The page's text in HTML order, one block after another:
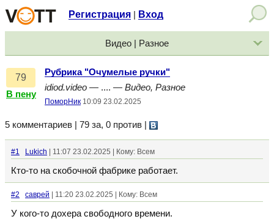
Регистрация Вход
Видео | Разное
79
В пену
Рубрика "Очумелые ручки"
idiod.video — .... — Видео, Разное
ПоморНик 10:09 23.02.2025
5 комментариев | 79 за, 0 против
#1 Lukich | 11:07 23.02.2025 | Кому: Всем
Кто-то на скобочной фабрике работает.
#2 саврей | 11:20 23.02.2025 | Кому: Всем
У кого-то дохера свободного времени.